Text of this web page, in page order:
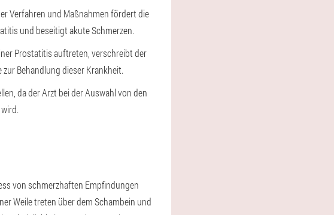
Verfahren und Maßnahmen fördert die
und beseitigt akute Schmerzen.
Prostatitis auftreten, verschreibt der
Behandlung dieser Krankheit.
da der Arzt bei der Auswahl von den
von schmerzhaften Empfindungen
Weile treten über dem Schambein und